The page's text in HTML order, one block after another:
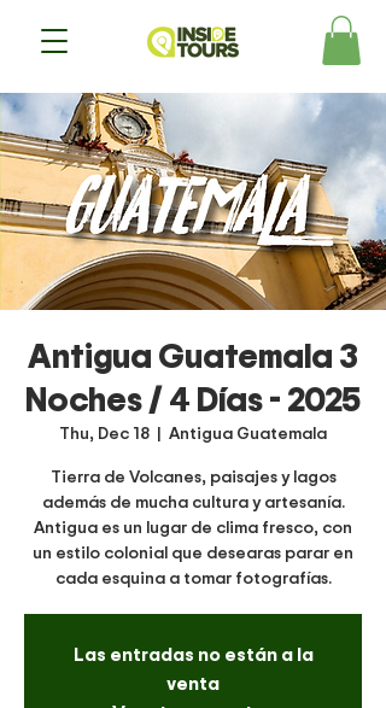
Antigua Guatemala 3
Noches / 4 Días - 2025
Thu, Dec 18
  |
Antigua Guatemala
Tierra de Volcanes, paisajes y lagos
además de mucha cultura y artesanía.
Antigua es un lugar de clima fresco, con
un estilo colonial que desearas parar en
cada esquina a tomar fotografías.
Las entradas no están a la
venta